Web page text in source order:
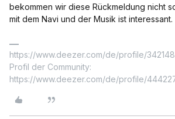
bekommen wir diese Rückmeldung nicht
mit dem Navi und der Musik ist interessant.
https://www.deezer.com/de/profile/
Profil der Community:
https://www.deezer.com/de/profile/